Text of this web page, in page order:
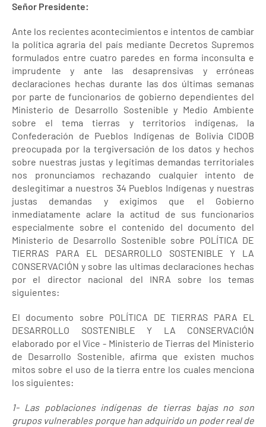
Señor Presidente:
Ante los recientes acontecimientos e intentos de cambiar
la política agraria del país mediante Decretos Supremos
formulados entre cuatro paredes en forma inconsulta e
imprudente y ante las desaprensivas y erróneas
declaraciones hechas durante las dos últimas semanas
por parte de funcionarios de gobierno dependientes del
Ministerio de Desarrollo Sostenible y Medio Ambiente
sobre el tema tierras y territorios indígenas, la
Confederación de Pueblos Indígenas de Bolivia CIDOB
preocupada por la tergiversación de los datos y hechos
sobre nuestras justas y legítimas demandas territoriales
nos pronunciamos rechazando cualquier intento de
deslegitimar a nuestros 34 Pueblos Indígenas y nuestras
justas demandas y exigimos que el Gobierno
inmediatamente aclare la actitud de sus funcionarios
especialmente sobre el contenido del documento del
Ministerio de Desarrollo Sostenible sobre POLÍTICA DE
TIERRAS PARA EL DESARROLLO SOSTENIBLE Y LA
CONSERVACIÓN y sobre las ultimas declaraciones hechas
por el director nacional del INRA sobre los temas
siguientes:
El documento sobre POLÍTICA DE TIERRAS PARA EL
DESARROLLO SOSTENIBLE Y LA CONSERVACIÓN
elaborado por el Vice - Ministerio de Tierras del Ministerio
de Desarrollo Sostenible, afirma que existen muchos
mitos sobre el uso de la tierra entre los cuales menciona
los siguientes:
1- Las poblaciones indígenas de tierras bajas no son
grupos vulnerables porque han adquirido un poder real de